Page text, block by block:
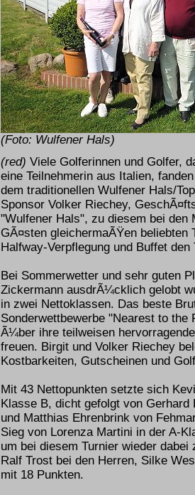
(Foto: Wulfener Hals)
(red) Viele Golferinnen und Golfer,
eine Teilnehmerin aus Italien,
dem traditionellen Wulfener Hals/
Sponsor Volker Riechey,
"Wulfener Hals", zu diesem bei den
GÃ¤sten gleichermaÃŸen
Halfway-Verpflegung und Buffet
Bei Sommerwetter und sehr guten
Zickermann ausdrÃ¼cklich gelobt
in zwei Nettoklassen. Das beste
Sonderwettbewerbe "Nearest to
Ã¼ber ihre teilweisen
freuen. Birgit und Volker Riechey
Kostbarkeiten, Gutscheinen und
Mit 43 Nettopunkten setzte sich
Klasse B, dicht gefolgt von
und Matthias Ehrenbrink von
Sieg von Lorenza Martini in der A-
um bei diesem Turnier wieder
Ralf Trost bei den Herren, Silke
mit 18 Punkten.